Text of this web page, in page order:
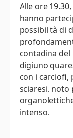
Alle ore
hanno
possibilità di
contadina del
digiuno
con i carciofi,
sciaresi, noto
intenso.